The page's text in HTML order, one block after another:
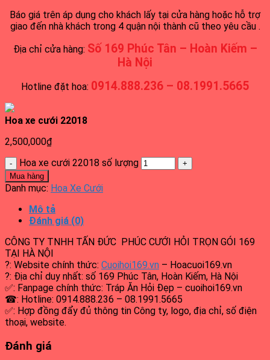
Báo giá trên áp dụng cho khách lấy tại cửa hàng hoặc hỗ trợ
giao đến nhà khách trong 4 quận nội thành cũ theo yêu cầu .
Địa chỉ cửa hàng: Số 169 Phúc Tân – Hoàn Kiếm –
Hà Nội
Hotline đặt hoa: 0914.888.236 – 08.1991.5665
Hoa xe cưới 22018
2,500,000₫
Hoa xe cưới 22018 số lượng
Mua hàng
Danh mục: Hoa Xe Cưới
Mô tả
Đánh giá (0)
CÔNG TY TNHH TẤN ĐỨC PHÚC CƯỚI HỎI TRỌN GÓI 169
TẠI HÀ NỘI
?: Website chính thức: Cuoihoi169.vn – Hoacuoi169.vn
?: Địa chỉ duy nhất: số 169 Phúc Tân, Hoàn Kiếm, Hà Nội
✅: Fanpage chính thức: Tráp Ăn Hỏi Đẹp – cuoihoi169.vn
☎: Hotline: 0914.888.236 – 08.1991.5665
✅: Hợp đồng đẩy đủ thông tin Công ty, logo, địa chỉ, số điện
thoại, website.
Đánh giá